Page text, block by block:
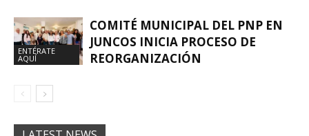
ENTÉRATE
AQUÍ
COMITÉ MUNICIPAL DEL PNP EN
JUNCOS INICIA PROCESO DE
REORGANIZACIÓN